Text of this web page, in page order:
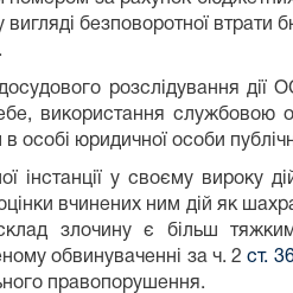
вигляді безповоротної
розслідування
використання службовою
в особі юридичної особи
інстанції у своєму вироку
вчинених ним дій як
злочину є більш
обвинуваченні за ч. 2ст.
правопорушення.